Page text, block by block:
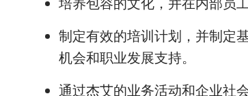
制定有效的培训计划，并制定
机会和职业发展支持。
通过杰艾的业务活动和企业社